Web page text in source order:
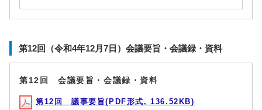
第12回（令和4年12月7日）会議要旨・会議録・資料
第12回 会議要旨・会議録・資料
第12回 議事要旨(PDF形式, 136.52KB)